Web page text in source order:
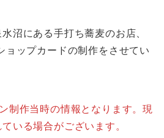
沼にある手打ち蕎麦のお店、
ョップカードの制作をさせてい
制作当時の情報となります。現
いる場合がございます。